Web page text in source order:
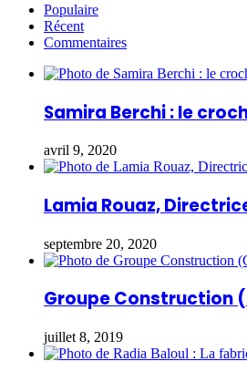
Populaire
Récent
Commentaires
Samira Berchi : le
avril 9, 2020
Lamia Rouaz,
septembre 20, 2020
Groupe Construction
juillet 8, 2019